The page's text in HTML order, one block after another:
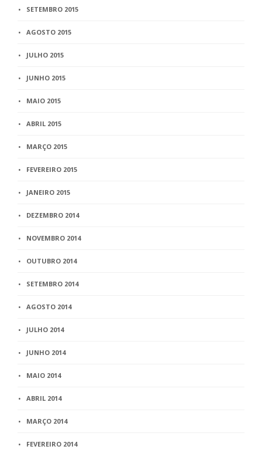
SETEMBRO 2015
AGOSTO 2015
JULHO 2015
JUNHO 2015
MAIO 2015
ABRIL 2015
MARÇO 2015
FEVEREIRO 2015
JANEIRO 2015
DEZEMBRO 2014
NOVEMBRO 2014
OUTUBRO 2014
SETEMBRO 2014
AGOSTO 2014
JULHO 2014
JUNHO 2014
MAIO 2014
ABRIL 2014
MARÇO 2014
FEVEREIRO 2014